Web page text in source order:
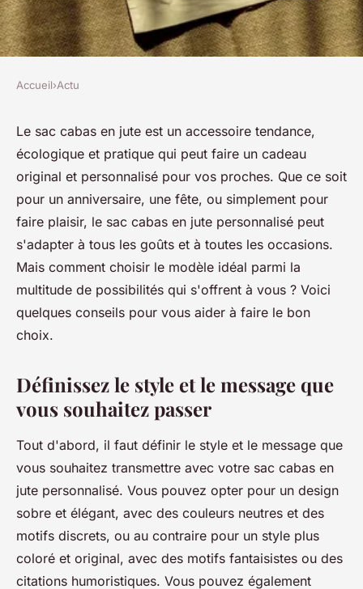
Comment choisir un sac cabas
en jute personnalisé pour
offrir à ses proches ?
josèphe•5 février 2024•2 min de lecture
Accueil›Actu
Le sac cabas en jute est un accessoire tendance,
écologique et pratique qui peut faire un cadeau
original et personnalisé pour vos proches. Que ce soit
pour un anniversaire, une fête, ou simplement pour
faire plaisir, le sac cabas en jute personnalisé peut
s'adapter à tous les goûts et à toutes les occasions.
Mais comment choisir le modèle idéal parmi la
multitude de possibilités qui s'offrent à vous ? Voici
quelques conseils pour vous aider à faire le bon
choix.
Définissez le style et le message que
vous souhaitez passer
Tout d'abord, il faut définir le style et le message que
vous souhaitez transmettre avec votre sac cabas en
jute personnalisé. Vous pouvez opter pour un design
sobre et élégant, avec des couleurs neutres et des
motifs discrets, ou au contraire pour un style plus
coloré et original, avec des motifs fantaisistes ou des
citations humoristiques. Vous pouvez également